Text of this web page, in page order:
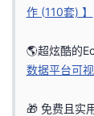
博
客
的
论
我
的
我
堂
我
我
的
我
作 (110套) 】
🌎超炫酷的
数据平台可
🎁 免费且实